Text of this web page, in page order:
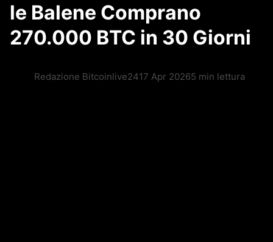
le Balene Comprano
270.000 BTC in 30 Giorni
Redazione Bitcoinlive2417 Apr 20265 min lettura